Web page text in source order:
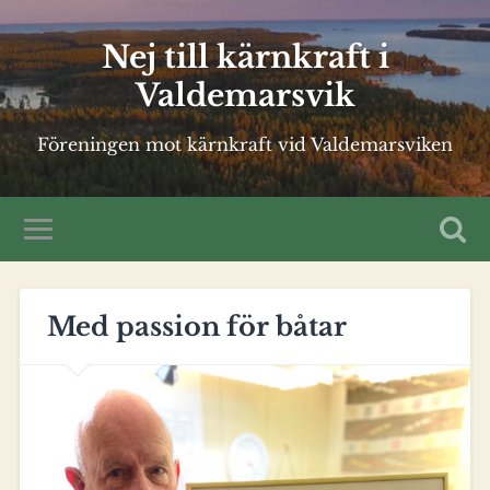
Nej till kärnkraft i
Valdemarsvik
Föreningen mot kärnkraft vid Valdemarsviken
Med passion för båtar